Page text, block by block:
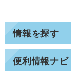
情報を探す
便利情報ナビ